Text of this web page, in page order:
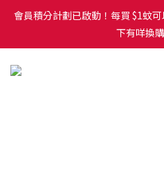
會員積分計劃已啟動！每買 $1蚊
下有咩換
會員積分計劃已啟動！每買 $1蚊
下有咩換
我地有Whatsapp Group，歡迎